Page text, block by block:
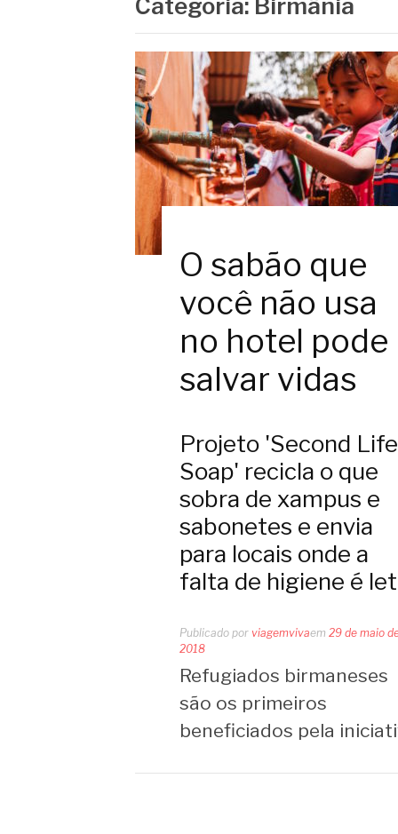
Categoria: Birmânia
O sabão que
você não usa
no hotel pode
salvar vidas
Projeto 'Second Life
Soap' recicla o que
sobra de xampus e
sabonetes e envia
para locais onde a
falta de higiene é
Publicado por viagemvivaem 29 de maio
2018
Refugiados birmaneses
são os primeiros
beneficiados pela